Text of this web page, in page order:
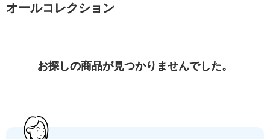
オールコレクション
お探しの商品が見つかりませんでした。